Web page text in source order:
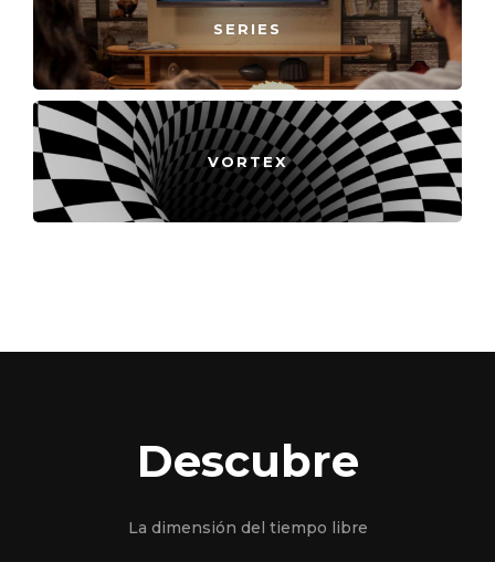
SERIES
VORTEX
Descubre
La dimensión del tiempo libre